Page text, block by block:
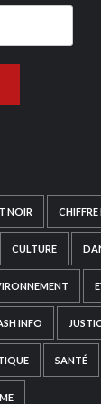
NOIR
CULTURE
INFO
SANTÉ